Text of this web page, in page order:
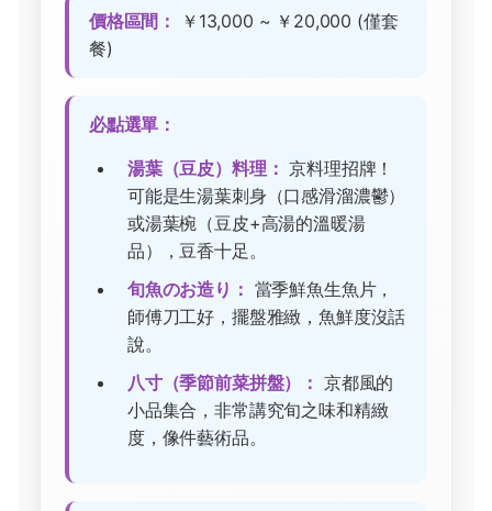
價格區間：
￥13,000 ~ ￥20,000 (僅套
餐)
必點選單：
湯葉（豆皮）料理： 京料理招牌！
可能是生湯葉刺身（口感滑溜濃鬱）
或湯葉椀（豆皮+高湯的溫暖湯
品），豆香十足。
旬魚のお造り： 當季鮮魚生魚片，
師傅刀工好，擺盤雅緻，魚鮮度沒話
說。
八寸（季節前菜拼盤）： 京都風的
小品集合，非常講究旬之味和精緻
度，像件藝術品。